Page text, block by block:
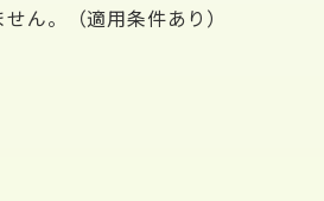
ん。（適用条件あり）